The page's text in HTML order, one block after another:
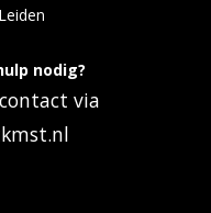
Leiden
nodig?
via